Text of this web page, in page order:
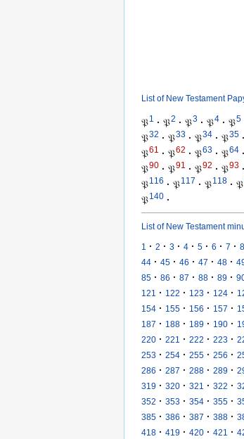
List of New Testament
𝔓1 · 𝔓2 · 𝔓3 · 𝔓4 · 𝔓5
𝔓32 · 𝔓33 · 𝔓34 · 𝔓35 ·
𝔓61 · 𝔓62 · 𝔓63 · 𝔓64 ·
𝔓90 · 𝔓91 · 𝔓92 · 𝔓93 ·
𝔓116 · 𝔓117 · 𝔓118 · 𝔓
𝔓140 ·
List of New Testament
1 · 2 · 3 · 4 · 5 · 6 · 7 · 8
44 · 45 · 46 · 47 · 48 ·
85 · 86 · 87 · 88 · 89 ·
121 · 122 · 123 · 124 ·
154 · 155 · 156 · 157 ·
187 · 188 · 189 · 190 ·
220 · 221 · 222 · 223 ·
253 · 254 · 255 · 256 ·
286 · 287 · 288 · 289 ·
319 · 320 · 321 · 322 ·
352 · 353 · 354 · 355 ·
385 · 386 · 387 · 388 ·
418 · 419 · 420 · 421 ·